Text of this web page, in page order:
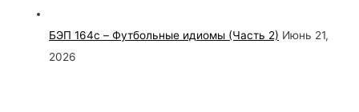
БЭП 164c – Футбольные идиомы (Часть 2) Июнь 21,
2026